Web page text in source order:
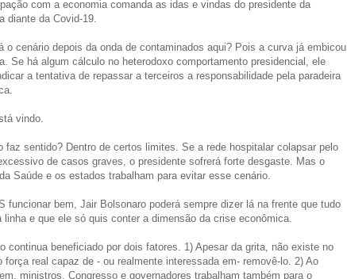
com a economia comanda as idas e vindas do presidente da
diante da Covid-19.
o cenário depois da onda de contaminados aqui? Pois a curva já embicou
Se há algum cálculo no heterodoxo comportamento presidencial, ele
a tentativa de repassar a terceiros a responsabilidade pela paradeira
vindo.
faz sentido? Dentro de certos limites. Se a rede hospitalar colapsar pelo
de casos graves, o presidente sofrerá forte desgaste. Mas o
Saúde e os estados trabalham para evitar esse cenário.
funcionar bem, Jair Bolsonaro poderá sempre dizer lá na frente que tudo
linha e que ele só quis conter a dimensão da crise econômica.
continua beneficiado por dois fatores. 1) Apesar da grita, não existe no
força real capaz de - ou realmente interessada em- removê-lo. 2) Ao
ministros, Congresso e governadores trabalham também para o